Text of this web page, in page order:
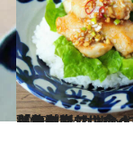
2023.4.24
【魚の新しい食べ方発見レシピ】 カリっと美味「油淋カジキのっけ丼」 鶏むね肉ではなくメカジキで！
グルメ